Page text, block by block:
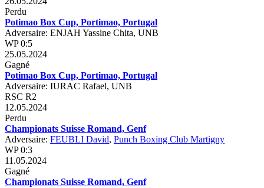
Perdu
Potimao Box Cup, Portimao, Portugal
Adversaire: ENJAH Yassine Chita, UNB
WP 0:5
25.05.2024
Gagné
Potimao Box Cup, Portimao, Portugal
Adversaire: IURAC Rafael, UNB
RSC R2
12.05.2024
Perdu
Championats Suisse Romand, Genf
Adversaire: FEUBLI David, Punch Boxing Club Martigny
WP 0:3
11.05.2024
Gagné
Championats Suisse Romand, Genf